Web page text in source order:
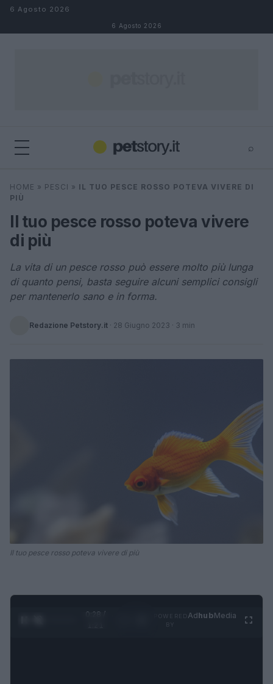
Salta al contenuto
6 Agosto 2026
6 Agosto 2026
⌕
Cerca ⌕ ×
HOME » PESCI » IL TUO PESCE ROSSO POTEVA VIVERE DI
PIÙ
Il tuo pesce rosso poteva vivere
di più
La vita di un pesce rosso può essere molto più lunga
di quanto pensi, basta seguire alcuni semplici consigli
per mantenerlo sano e in forma.
Redazione Petstory.it · 28 Giugno 2023 · 3 min
Il tuo pesce rosso poteva vivere di più
0:29 /
AdhubMedia